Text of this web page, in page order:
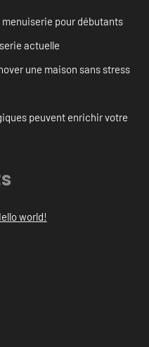
pour débutants
actuelle
une maison sans stress
peuvent enrichir votre
world!